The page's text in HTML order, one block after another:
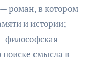
роман, в котором
и истории;
философская
смысла в